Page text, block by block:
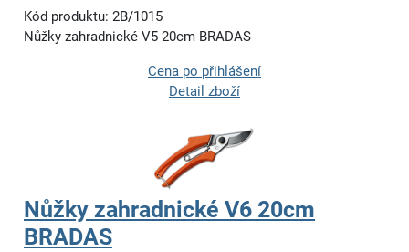
Kód produktu: 2B/1015
Nůžky zahradnické V5 20cm BRADAS
Cena po přihlášení
Detail zboží
Nůžky zahradnické V6 20cm
BRADAS